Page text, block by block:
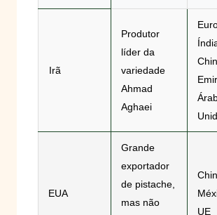
Irã
Produtor
líder da
variedade
Ahmad
Aghaei
EUA
Grande
exportador
de pistache,
mas não
UE